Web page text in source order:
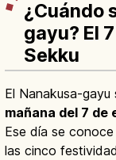
¿Cuándo
gayu? El
Sekku
El Nanakusa-
mañana del 7 de
Ese día se
las cinco